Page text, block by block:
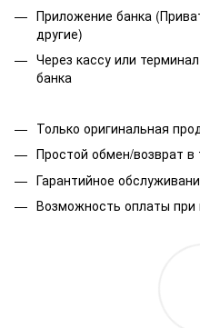
Приложение банка
другие)
Через кассу или
банка
Только оригинальная
Простой обмен/возврат в
Гарантийное
Возможность оплаты при